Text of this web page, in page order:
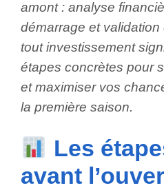
amont : analyse
démarrage et
tout investissement
étapes concrètes pour
et maximiser vos
la première saison.
Les
avant